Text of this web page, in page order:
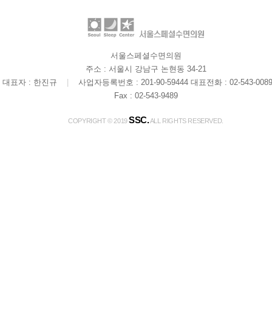
길 | Youtube Instagram
서울스페셜수면의원
주소 : 서울시 강남구 논현동 34-21
대표자 : 한진규
| 사업자등록번호 : 201-90-59444 대표전화 : 02-543-0089
Fax : 02-543-9489
COPYRIGHT © 2019SSC.ALL RIGHTS RESERVED.